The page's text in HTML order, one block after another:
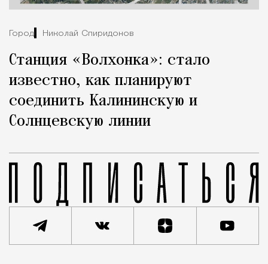
Город Николай Спиридонов
Станция «Волхонка»: стало
известно, как планируют
соединить Калининскую и
Солнцевскую линии